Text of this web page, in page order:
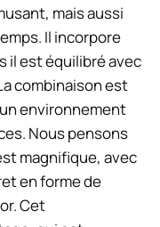
mais aussi
Il incorpore
il est équilibré avec
combinaison est
environnement
Nous pensons
magnifique, avec
en forme de
Cet